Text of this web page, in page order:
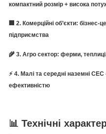
компактний розмір + висока
🏢 2. Комерційні об’єкти: бізнес-
підприємства
🌾 3. Агро сектор: ферми,
⚡ 4. Малі та середні наземні
ефективністю
📊 Технічні